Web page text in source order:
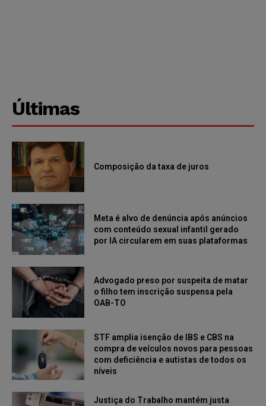
Últimas
Composição da taxa de juros
Meta é alvo de denúncia após anúncios
com conteúdo sexual infantil gerado
por IA circularem em suas plataformas
Advogado preso por suspeita de matar
o filho tem inscrição suspensa pela
OAB-TO
STF amplia isenção de IBS e CBS na
compra de veículos novos para pessoas
com deficiência e autistas de todos os
níveis
Justiça do Trabalho mantém justa